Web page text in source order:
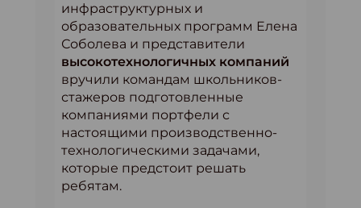
инфраструктурных и
образовательных программ Елена
Соболева и представители
высокотехнологичных компаний
вручили командам школьников-
стажеров подготовленные
компаниями портфели с
настоящими производственно-
технологическими задачами,
которые предстоит решать
ребятам.